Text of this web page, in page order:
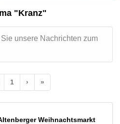
"Kranz"
unsere Nachrichten zum
1 › »
Weihnachtsmarkt